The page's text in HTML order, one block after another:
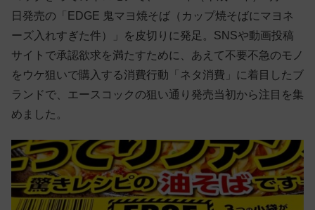
日発売の「EDGE 鬼マヨ焼そば（カップ焼そばにマヨネ
ーズ入れすぎた件）」を皮切りに発足。SNSや動画投稿
サイトで承認欲求を満たすために、あえて不要不急のモノ
をウケ狙いで購入する消費行動「ネタ消費」に着目したブ
ランドで、エースコックの狙い通り発売当初から注目を集
めました。